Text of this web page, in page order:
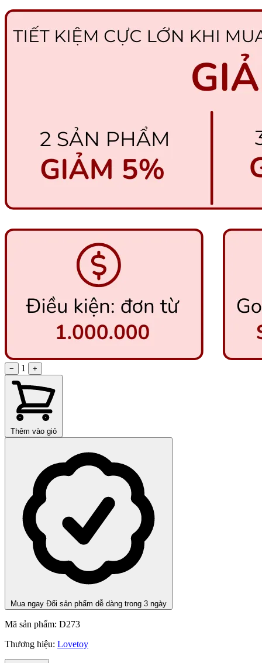
− 1 +
Thêm vào giỏ
Mua ngay Đổi sản phẩm dễ dàng trong 3 ngày
Mã sản phẩm: D273
Thương hiệu: Lovetoy